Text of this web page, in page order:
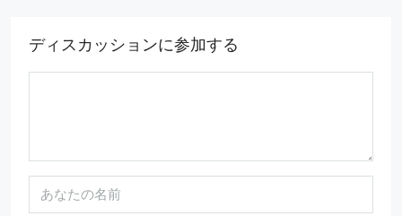
ディスカッションに参加する